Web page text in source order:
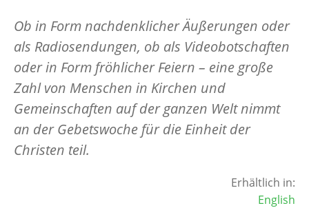
Ob in Form nachdenklicher Äußerungen oder
als Radiosendungen, ob als Videobotschaften
oder in Form fröhlicher Feiern – eine große
Zahl von Menschen in Kirchen und
Gemeinschaften auf der ganzen Welt nimmt
an der Gebetswoche für die Einheit der
Christen teil.
Erhältlich in:
English